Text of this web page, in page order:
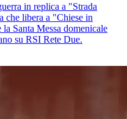
in replica a "Strada
che libera a "Chiese in
Santa Messa domenicale
su RSI Rete Due.